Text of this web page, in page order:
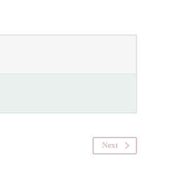
Next